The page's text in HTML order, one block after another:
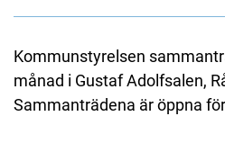
Kommunstyrelsen
månad i Gustaf Adolfsalen,
Sammanträdena är öppna